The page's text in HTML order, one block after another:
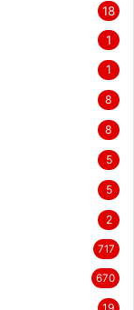
18
1
1
8
8
5
5
2
717
670